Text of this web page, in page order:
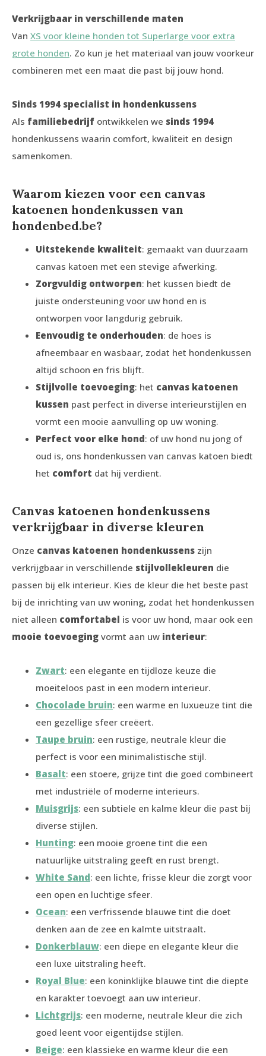
Verkrijgbaar in verschillende maten
Van XS voor kleine honden tot Superlarge voor extra
grote honden. Zo kun je het materiaal van jouw voorkeur
combineren met een maat die past bij jouw hond.
Sinds 1994 specialist in hondenkussens
Als familiebedrijf ontwikkelen we sinds 1994
hondenkussens waarin comfort, kwaliteit en design
samenkomen.
Waarom kiezen voor een canvas
katoenen hondenkussen van
hondenbed.be?
Uitstekende kwaliteit: gemaakt van duurzaam
canvas katoen met een stevige afwerking.
Zorgvuldig ontworpen: het kussen biedt de
juiste ondersteuning voor uw hond en is
ontworpen voor langdurig gebruik.
Eenvoudig te onderhouden: de hoes is
afneembaar en wasbaar, zodat het hondenkussen
altijd schoon en fris blijft.
Stijlvolle toevoeging: het canvas katoenen
kussen past perfect in diverse interieurstijlen en
vormt een mooie aanvulling op uw woning.
Perfect voor elke hond: of uw hond nu jong of
oud is, ons hondenkussen van canvas katoen biedt
het comfort dat hij verdient.
Canvas katoenen hondenkussens
verkrijgbaar in diverse kleuren
Onze canvas katoenen hondenkussens zijn
verkrijgbaar in verschillende stijlvollekleuren die
passen bij elk interieur. Kies de kleur die het beste past
bij de inrichting van uw woning, zodat het hondenkussen
niet alleen comfortabel is voor uw hond, maar ook een
mooie toevoeging vormt aan uw interieur:
Zwart: een elegante en tijdloze keuze die
moeiteloos past in een modern interieur.
Chocolade bruin: een warme en luxueuze tint die
een gezellige sfeer creëert.
Taupe bruin: een rustige, neutrale kleur die
perfect is voor een minimalistische stijl.
Basalt: een stoere, grijze tint die goed combineert
met industriële of moderne interieurs.
Muisgrijs: een subtiele en kalme kleur die past bij
diverse stijlen.
Hunting: een mooie groene tint die een
natuurlijke uitstraling geeft en rust brengt.
White Sand: een lichte, frisse kleur die zorgt voor
een open en luchtige sfeer.
Ocean: een verfrissende blauwe tint die doet
denken aan de zee en kalmte uitstraalt.
Donkerblauw: een diepe en elegante kleur die
een luxe uitstraling heeft.
Royal Blue: een koninklijke blauwe tint die diepte
en karakter toevoegt aan uw interieur.
Lichtgrijs: een moderne, neutrale kleur die zich
goed leent voor eigentijdse stijlen.
Beige: een klassieke en warme kleur die een